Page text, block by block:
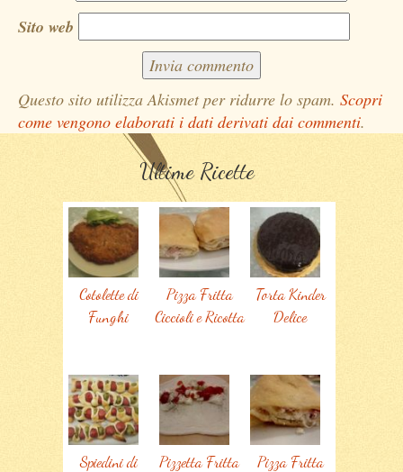
Sito web
Questo sito utilizza Akismet per ridurre lo spam. Scopri
come vengono elaborati i dati derivati dai commenti.
Ultime Ricette
Torta Kinder
Delice
Pizza Fritta
Ciccioli e Ricotta
Cotolette di
Funghi
Pizza Fritta
Pizzetta Fritta
Spiedini di